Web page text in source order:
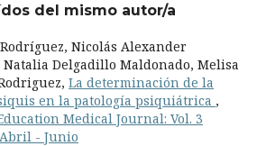
del mismo autor/a
Nicolás Alexander
Natalia Delgadillo Maldonado, Melisa
La determinación de la
en la patología psiquiátrica ,
Medical Journal: Vol. 3
- Junio